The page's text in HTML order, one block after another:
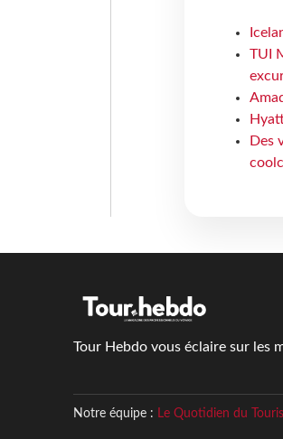
TUI
Des
Tour Hebdo vous éclaire sur les
Notre équipe : Le Quotidien du